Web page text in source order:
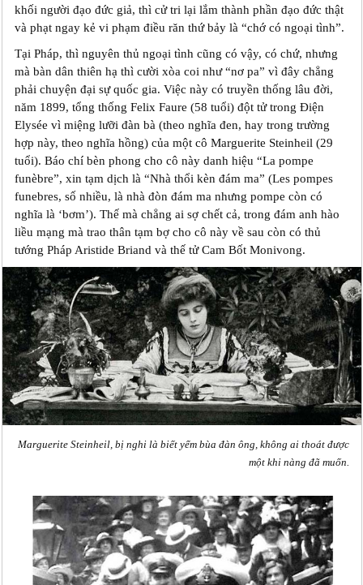
khối người đạo đức giả, thì cử tri lại lắm thành phần đạo đức thật
và phạt ngay kẻ vi phạm điều răn thứ bảy là “chớ có ngoại tình”.
Tại Pháp, thì nguyên thủ ngoại tình cũng có vậy, có chứ, nhưng
mà bàn dân thiên hạ thì cười xòa coi như “nơ pa” vì đây chẳng
phải chuyện đại sự quốc gia. Việc này có truyền thống lâu đời,
năm 1899, tổng thống Felix Faure (58 tuổi) đột tử trong Điện
Elysée vì miệng lưỡi đàn bà (theo nghĩa đen, hay trong trường
hợp này, theo nghĩa hồng) của một cô Marguerite Steinheil (29
tuổi). Báo chí bèn phong cho cô này danh hiệu “La pompe
funèbre”, xin tạm dịch là “Nhà thổi kèn đám ma” (Les pompes
funebres, số nhiều, là nhà đòn đám ma nhưng pompe còn có
nghĩa là ‘bơm’). Thế mà chẳng ai sợ chết cả, trong đám anh hào
liều mạng mà trao thân tạm bợ cho cô này về sau còn có thủ
tướng Pháp Aristide Briand và thế tử Cam Bốt Monivong.
Marguerite Steinheil, bị nghi là biết yểm bùa đàn ông, không ai thoát được
một khi nàng đã muốn.